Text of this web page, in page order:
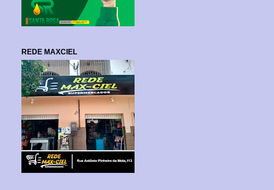
REDE MAXCIEL